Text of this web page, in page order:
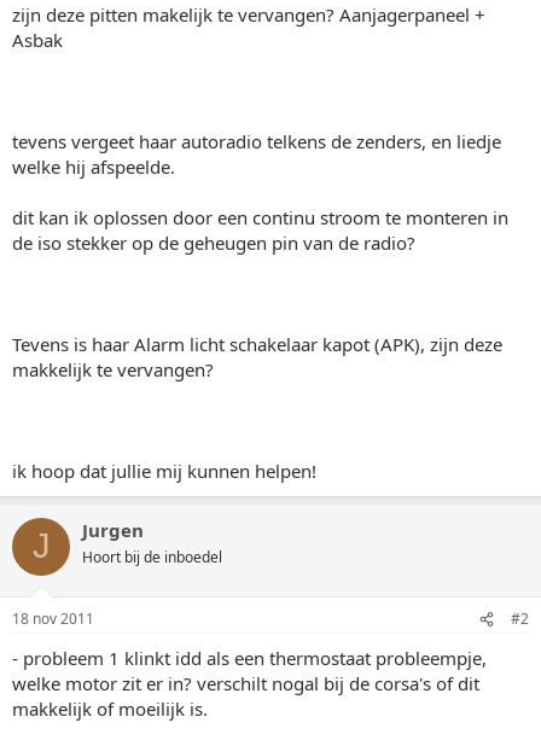
zijn deze pitten makelijk te vervangen? Aanjagerpaneel +
Asbak
tevens vergeet haar autoradio telkens de zenders, en liedje
welke hij afspeelde.
dit kan ik oplossen door een continu stroom te monteren in
de iso stekker op de geheugen pin van de radio?
Tevens is haar Alarm licht schakelaar kapot (APK), zijn deze
makkelijk te vervangen?
ik hoop dat jullie mij kunnen helpen!
J Jurgen
Hoort bij de inboedel
18 nov 2011 #2
- probleem 1 klinkt idd als een thermostaat probleempje,
welke motor zit er in? verschilt nogal bij de corsa's of dit
makkelijk of moeilijk is.